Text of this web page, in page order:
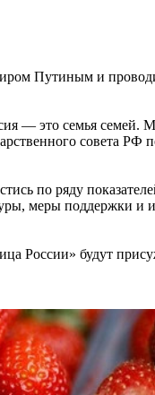
Путиным и
— это семья семей.
совета РФ
по ряду
меры поддержки и
России» будут